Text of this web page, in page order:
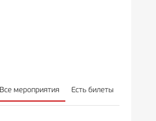
Все мероприятия Есть билеты